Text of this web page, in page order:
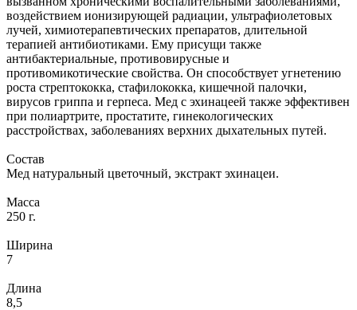
воздействием ионизирующей радиации, ультрафиолетовых
лучей, химиотерапевтических препаратов, длительной
терапией антибиотиками. Ему присущи также
антибактериальные, противовирусные и
противомикотические свойства. Он способствует угнетению
роста стрептококка, стафилококка, кишечной палочки,
вирусов гриппа и герпеса. Мед с эхинацеей также эффективен
при полиартрите, простатите, гинекологических
расстройствах, заболеваниях верхних дыхательных путей.
Состав
Мед натуральный цветочный, экстракт эхинацеи.
Масса
250 г.
Ширина
7
Длина
8,5